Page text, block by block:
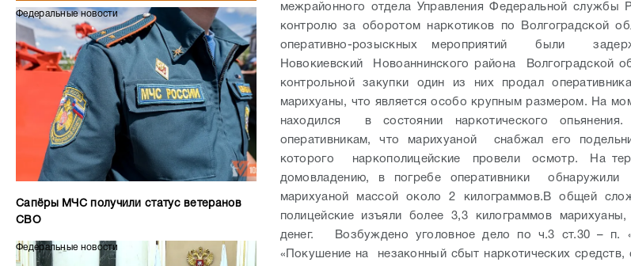
Федеральные новости
Сапёры МЧС получили статус ветеранов
СВО
Федеральные новости
межрайонного отдела Управления Федеральной службы
контролю за оборотом наркотиков по Волгоградской
оперативно-розыскных мероприятий были
Новокиевский Новоаннинского района Волгоградской
контрольной закупки один из них продал
марихуаны, что является особо крупным размером. На
находился в состоянии наркотического опьянения.
оперативникам, что марихуаной снабжал его
которого наркополицейские провели осмотр. На
домовладению, в погребе оперативники обнаружили
марихуаной массой около 2 килограммов. В общей
полицейские изъяли более 3,3 килограммов
денег.
Возбуждено уголовное дело по ч.3 ст.30 –
«Покушение на незаконный сбыт наркотических средств,